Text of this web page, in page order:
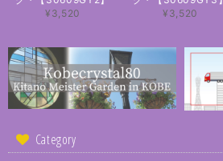
¥3,520
¥3,520
Category